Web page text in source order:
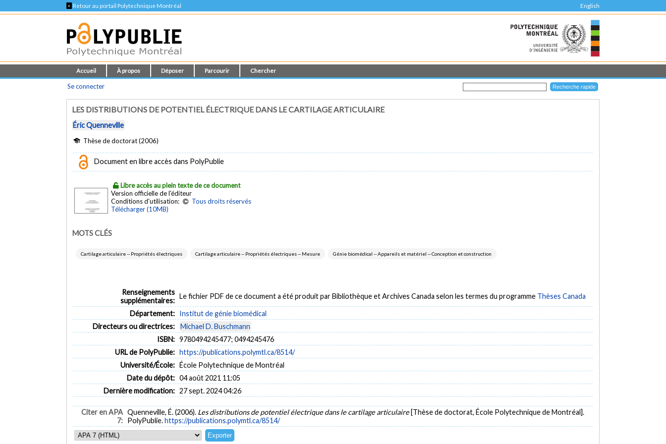
< Retour au portail Polytechnique Montréal English
Accueil À propos Déposer Parcourir Chercher
Se connecter
LES DISTRIBUTIONS DE POTENTIEL ÉLECTRIQUE DANS LE CARTILAGE ARTICULAIRE
Éric Quenneville
Thèse de doctorat (2006)
Document en libre accès dans PolyPublie
Libre accès au plein texte de ce document
Version officielle de l'éditeur
Conditions d'utilisation:
Tous droits réservés
Télécharger (10MB)
MOTS CLÉS
Cartilage articulaire -- Propriétés électriques Cartilage articulaire -- Propriétés électriques -- Mesure Génie biomédical -- Appareils et matériel -- Conception et construction
Renseignements
supplémentaires:
Le fichier PDF de ce document a été produit par Bibliothèque et Archives Canada selon les termes du programme Thèses Canada
Département: Institut de génie biomédical
Directeurs ou directrices:
Michael D. Buschmann
ISBN: 9780494245477; 0494245476
URL de PolyPublie: https://publications.polymtl.ca/8514/
Université/École: École Polytechnique de Montréal
Date du dépôt: 04 août 2021 11:05
Dernière modification: 27 sept. 2024 04:26
Citer en APA
7:
Quenneville, É. (2006). Les distributions de potentiel électrique dans le cartilage articulaire [Thèse de doctorat, École Polytechnique de Montréal].
PolyPublie.https://publications.polymtl.ca/8514/